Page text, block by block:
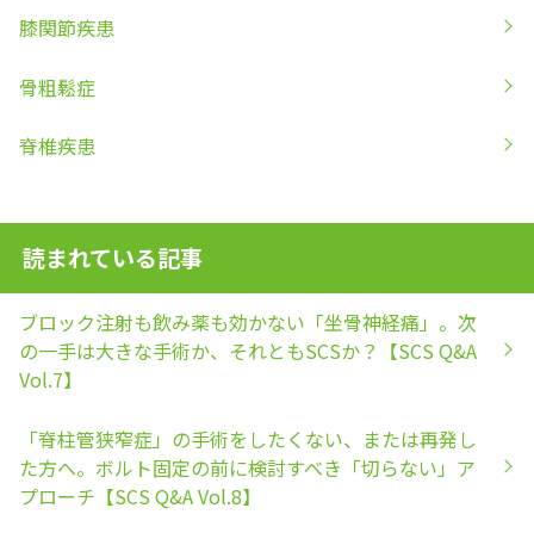
膝関節疾患
骨粗鬆症
脊椎疾患
読まれている記事
ブロック注射も飲み薬も効かない「坐骨神経痛」。次
の一手は大きな手術か、それともSCSか？【SCS Q&A
Vol.7】
「脊柱管狭窄症」の手術をしたくない、または再発し
た方へ。ボルト固定の前に検討すべき「切らない」ア
プローチ【SCS Q&A Vol.8】